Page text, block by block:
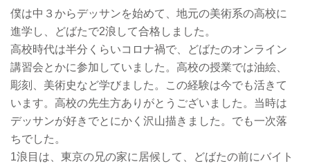
僕は中３からデッサンを始めて、地元の美術系の高校に
進学し、どばたで2浪して合格しました。
高校時代は半分くらいコロナ禍で、どばたのオンライン
講習会とかに参加していました。高校の授業では油絵、
彫刻、美術史など学びました。この経験は今でも活きて
います。高校の先生方ありがとうございました。当時は
デッサンが好きでとにかく沢山描きました。でも一次落
ちでした。
1浪目は、東京の兄の家に居候して、どばたの前にバイト